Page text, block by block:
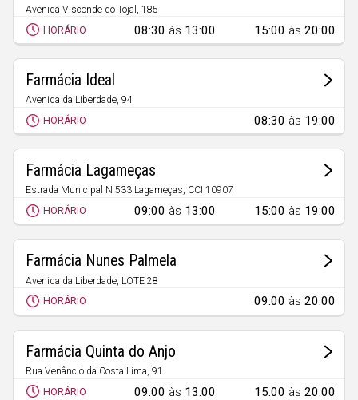
Avenida Visconde do Tojal, 185
Quinta do Anjo
HORÁRIO 08:30 às 13:00 15:00 às20:00
Farmácia Ideal
Avenida da Liberdade, 94
Marateca
HORÁRIO 08:30 às 19:00
Farmácia Lagameças
Estrada Municipal N 533 Lagameças, CCI 10907
Poceirão
HORÁRIO 09:00 às 13:00 15:00 às 19:00
Farmácia Nunes Palmela
Avenida da Liberdade, LOTE 28
Palmela
HORÁRIO 09:00 às20:00
Farmácia Quinta do Anjo
Rua Venâncio da Costa Lima, 91
Quinta do Anjo
HORÁRIO 09:00 às 13:00 15:00 às20:00